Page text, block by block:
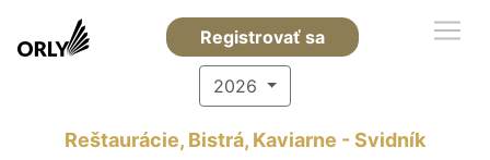
Registrovať sa
2026
Reštaurácie, Bistrá, Kaviarne - Svidník